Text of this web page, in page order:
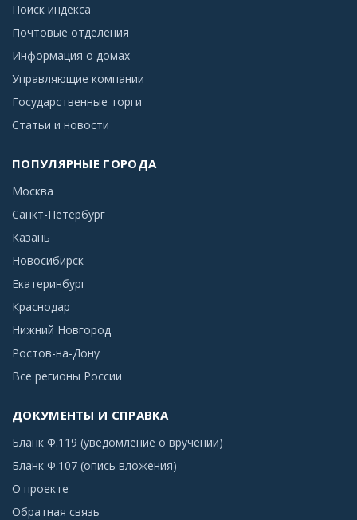
Поиск индекса
Почтовые отделения
Информация о домах
Управляющие компании
Государственные торги
Статьи и новости
ПОПУЛЯРНЫЕ ГОРОДА
Москва
Санкт-Петербург
Казань
Новосибирск
Екатеринбург
Краснодар
Нижний Новгород
Ростов-на-Дону
Все регионы России
ДОКУМЕНТЫ И СПРАВКА
Бланк Ф.119 (уведомление о вручении)
Бланк Ф.107 (опись вложения)
О проекте
Обратная связь